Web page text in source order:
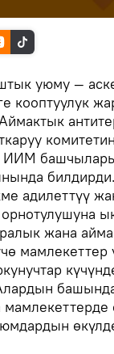
уюму —
кооптуулук
ИИМ
адилеттүү
жана
мамлекеттер